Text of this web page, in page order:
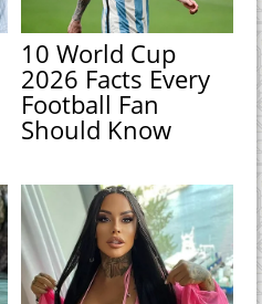
10 World Cup
2026 Facts Every
Football Fan
Should Know